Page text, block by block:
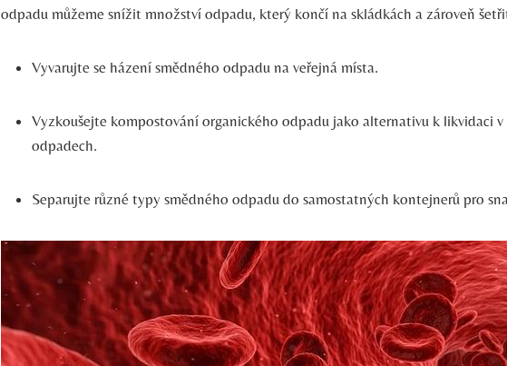
odpadu můžeme snížit⁣ množství odpadu, který končí na skládkách a zároveň
Vyvarujte ‌se házení smědného odpadu na veřejná ‍místa.
Vyzkoušejte ⁣kompostování ‍organického odpadu jako alternativu k⁣ likvidaci
odpadech.
Separujte různé typy ⁢smědného odpadu do samostatných kontejnerů‍ pro